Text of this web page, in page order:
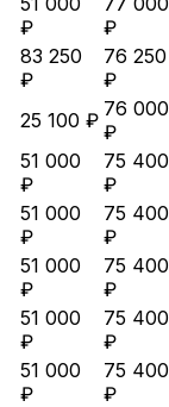
₽
₽
83 250
₽
76 250
₽
25 100 ₽ 76 000
₽
51 000
₽
75 400
₽
51 000
₽
75 400
₽
51 000
₽
75 400
₽
51 000
₽
75 400
₽
51 000
₽
75 400
₽